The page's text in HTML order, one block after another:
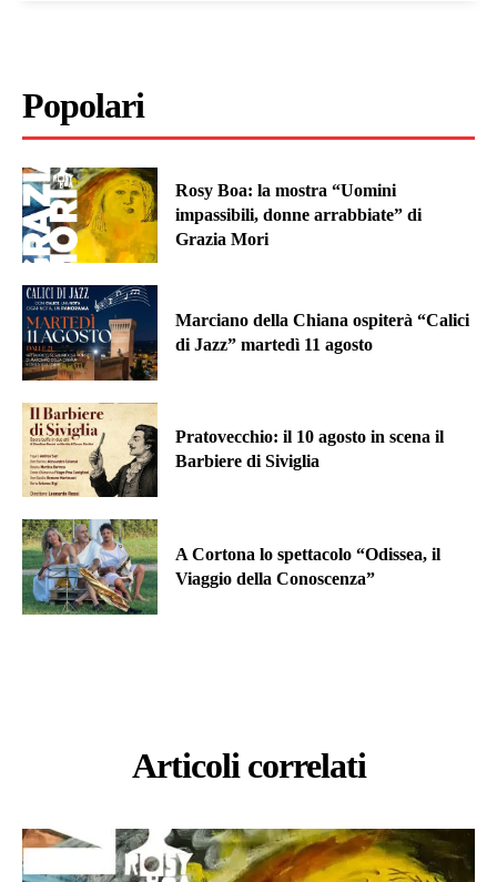
Popolari
Rosy Boa: la mostra “Uomini
impassibili, donne arrabbiate” di
Grazia Mori
Marciano della Chiana ospiterà “Calici
di Jazz” martedì 11 agosto
Pratovecchio: il 10 agosto in scena il
Barbiere di Siviglia
A Cortona lo spettacolo “Odissea, il
Viaggio della Conoscenza”
Articoli correlati